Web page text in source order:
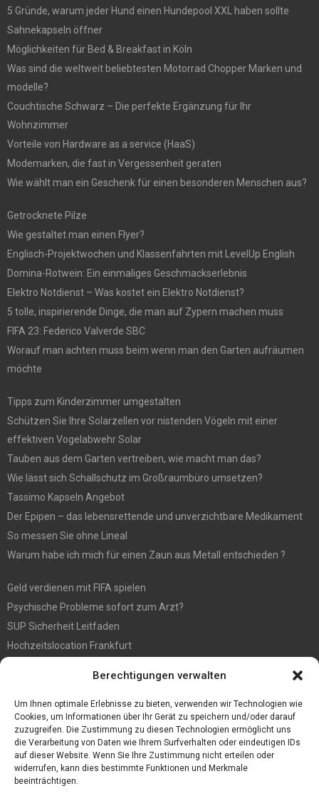
Berechtigungen verwalten
Um Ihnen optimale Erlebnisse zu bieten, verwenden wir Technologien wie
Cookies, um Informationen über Ihr Gerät zu speichern und/oder darauf
zuzugreifen. Die Zustimmung zu diesen Technologien ermöglicht uns
die Verarbeitung von Daten wie Ihrem Surfverhalten oder eindeutigen IDs
auf dieser Website. Wenn Sie Ihre Zustimmung nicht erteilen oder
widerrufen, kann dies bestimmte Funktionen und Merkmale
beeinträchtigen.
5 Gründe, warum jeder Hund einen Hundepool XXL haben sollte
Sahnekapseln öffner
Möglichkeiten für Bed & Breakfast in Köln
Was sind die weltweit beliebtesten Motorrad Chopper Marken und
modelle?
Couchtische Schwarz – Die perfekte Ergänzung für Ihr
Wohnzimmer
Vorteile von Hardware as a service (HaaS)
Modemarken, die fast in Vergessenheit geraten
Wie wählt man ein Geschenk für einen besonderen Menschen aus?
Getrocknete Pilze
Wie gestaltet man einen Flyer?
Englisch-Projektwochen und Klassenfahrten mit LevelUp English
Domina-Rotwein: Ein einmaliges Geschmackserlebnis
Elektro Notdienst – Was kostet ein Elektro Notdienst?
5 tolle, inspirierende Dinge, die man auf Zypern machen muss
FIFA 23: Federico Valverde SBC
Worauf man achten muss beim wenn man den Garten aufräumen
möchte
Tipps zum Kinderzimmer umgestalten
Schützen Sie Ihre Solarzellen vor nistenden Vögeln mit einer
effektiven Vogelabwehr Solar
Tauben aus dem Garten vertreiben, wie macht man das?
Wie lässt sich Schallschutz im Großraumbüro umsetzen?
Tassimo Kapseln Angebot
Der Epipen – das lebensrettende und unverzichtbare Medikament
So messen Sie ohne Lineal
Warum habe ich mich für einen Zaun aus Metall entschieden ?
Geld verdienen mit FIFA spielen
Psychische Probleme sofort zum Arzt?
SUP Sicherheit Leitfaden
Hochzeitslocation Frankfurt
Großer Spaß auf der Kirmes in Bonn!
Bester Oscam- und CCcam-Server für 2021